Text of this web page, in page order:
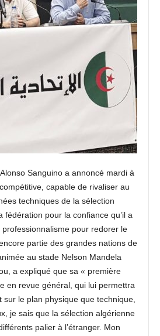
Sanguino a annoncé mardi à
capable de rivaliser au
techniques de la sélection
pour la confiance qu’il a
pour redorer le
partie des grandes nations de
au stade Nelson Mandela
a expliqué que sa « première
en revue général, qui lui permettra
le plan physique que technique,
je sais que la sélection algérienne
palier à l’étranger. Mon